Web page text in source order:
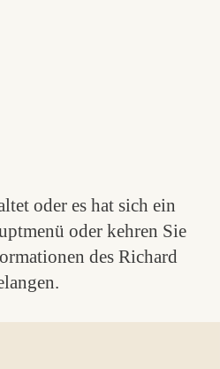
oder es hat sich ein
oder kehren Sie
des Richard